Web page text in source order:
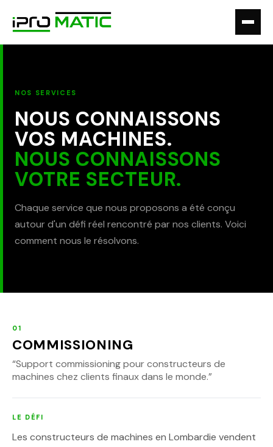
NOS SERVICES
NOUS CONNAISSONS
VOS MACHINES.
NOUS CONNAISSONS
VOTRE SECTEUR.
Chaque service que nous proposons a été conçu
autour d'un défi réel rencontré par nos clients. Voici
comment nous le résolvons.
01
COMMISSIONING
“Support commissioning pour constructeurs de
machines chez clients finaux dans le monde.”
LE DÉFI
Les constructeurs de machines en Lombardie vendent